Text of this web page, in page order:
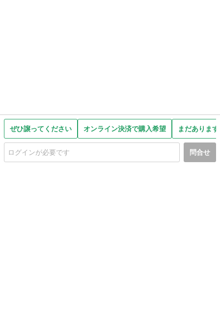
ぜひ譲ってください オンライン決済で購入希望 まだありま
問合せ